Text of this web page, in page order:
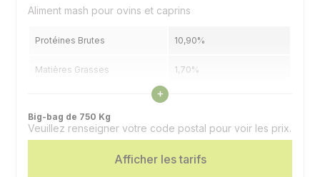
Aliment mash pour ovins et caprins
Protéines Brutes 10,90%
Matières Grasses 1,70%
Espèces Caprins | Ovins
Voir les caractéristiques
+
Big-bag de 750 Kg
Veuillez renseigner votre code postal pour voir les prix.
Afficher les tarifs